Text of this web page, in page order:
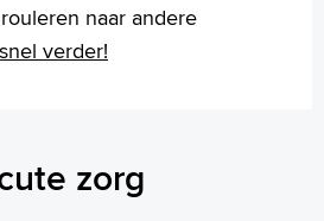
naar andere
verder!
zorg